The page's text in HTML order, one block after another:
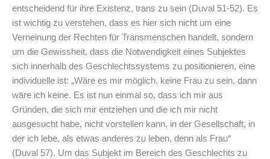
entscheidend für ihre Existenz, trans zu sein (Duval 51-52). Es
ist wichtig zu verstehen, dass es hier sich nicht um eine
Verneinung der Rechten für Transmenschen handelt, sondern
um die Gewissheit, dass die Notwendigkeit eines Subjektes
sich innerhalb des Geschlechtssystems zu positionieren, eine
individuelle ist: „Wäre es mir möglich, keine Frau zu sein, dann
wäre ich keine. Es ist nun einmal so, dass ich mir aus
Gründen, die sich mir entziehen und die ich mir nicht
ausgesucht habe, nicht vorstellen kann, in der Gesellschaft, in
der ich lebe, als etwas anderes zu leben, denn als Frau“
(Duval 57). Um das Subjekt im Bereich des Geschlechts zu